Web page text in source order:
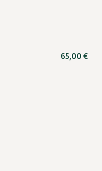
65,00 €